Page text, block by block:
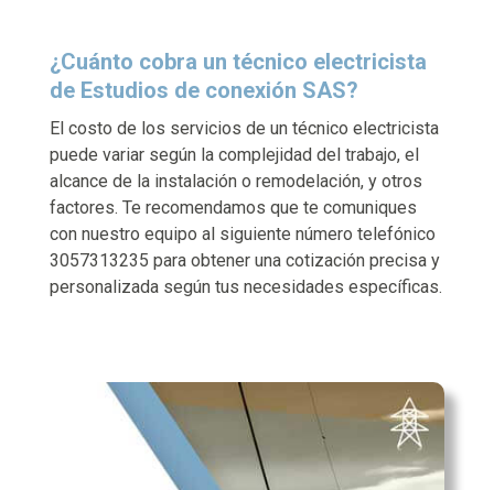
¿Cuánto cobra un técnico electricista
de Estudios de conexión SAS?
El costo de los servicios de un técnico electricista
puede variar según la complejidad del trabajo, el
alcance de la instalación o remodelación, y otros
factores. Te recomendamos que te comuniques
con nuestro equipo al siguiente número telefónico
3057313235 para obtener una cotización precisa y
personalizada según tus necesidades específicas.